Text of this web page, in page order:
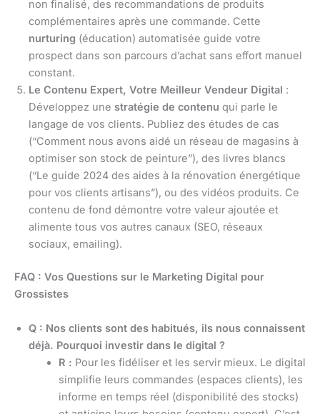
non finalisé, des recommandations de produits
complémentaires après une commande. Cette
nurturing (éducation) automatisée guide votre
prospect dans son parcours d’achat sans effort manuel
constant.
Le Contenu Expert, Votre Meilleur Vendeur Digital :
Développez une stratégie de contenu qui parle le
langage de vos clients. Publiez des études de cas
(“Comment nous avons aidé un réseau de magasins à
optimiser son stock de peinture”), des livres blancs
(“Le guide 2024 des aides à la rénovation énergétique
pour vos clients artisans”), ou des vidéos produits. Ce
contenu de fond démontre votre valeur ajoutée et
alimente tous vos autres canaux (SEO, réseaux
sociaux, emailing).
FAQ : Vos Questions sur le Marketing Digital pour
Grossistes
Q : Nos clients sont des habitués, ils nous connaissent
déjà. Pourquoi investir dans le digital ?
R : Pour les fidéliser et les servir mieux. Le digital
simplifie leurs commandes (espaces clients), les
informe en temps réel (disponibilité des stocks)